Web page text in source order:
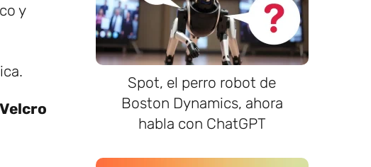
y
Spot, el perro robot de
Boston Dynamics, ahora
habla con ChatGPT